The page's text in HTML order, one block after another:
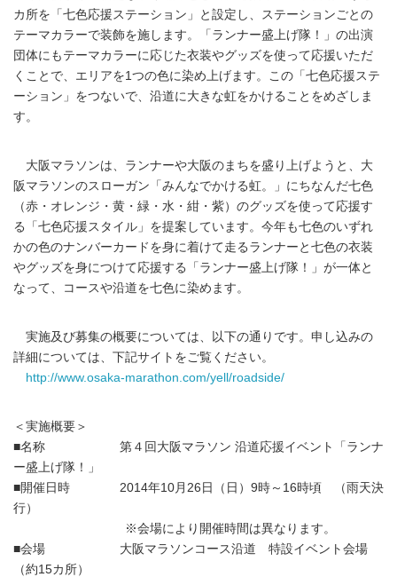
カ所を「七色応援ステーション」と設定し、ステーションごとの
テーマカラーで装飾を施します。「ランナー盛上げ隊！」の出演
団体にもテーマカラーに応じた衣装やグッズを使って応援いただ
くことで、エリアを1つの色に染め上げます。この「七色応援ステ
ーション」をつないで、沿道に大きな虹をかけることをめざしま
す。
大阪マラソンは、ランナーや大阪のまちを盛り上げようと、大
阪マラソンのスローガン「みんなでかける虹。」にちなんだ七色
（赤・オレンジ・黄・緑・水・紺・紫）のグッズを使って応援す
る「七色応援スタイル」を提案しています。今年も七色のいずれ
かの色のナンバーカードを身に着けて走るランナーと七色の衣装
やグッズを身につけて応援する「ランナー盛上げ隊！」が一体と
なって、コースや沿道を七色に染めます。
実施及び募集の概要については、以下の通りです。申し込みの
詳細については、下記サイトをご覧ください。
http://www.osaka-marathon.com/yell/roadside/
＜実施概要＞
■名称 第４回大阪マラソン 沿道応援イベント「ランナ
ー盛上げ隊！」
■開催日時 2014年10月26日（日）9時～16時頃 （雨天決
行）
※会場により開催時間は異なります。
■会場 大阪マラソンコース沿道 特設イベント会場
（約15カ所）